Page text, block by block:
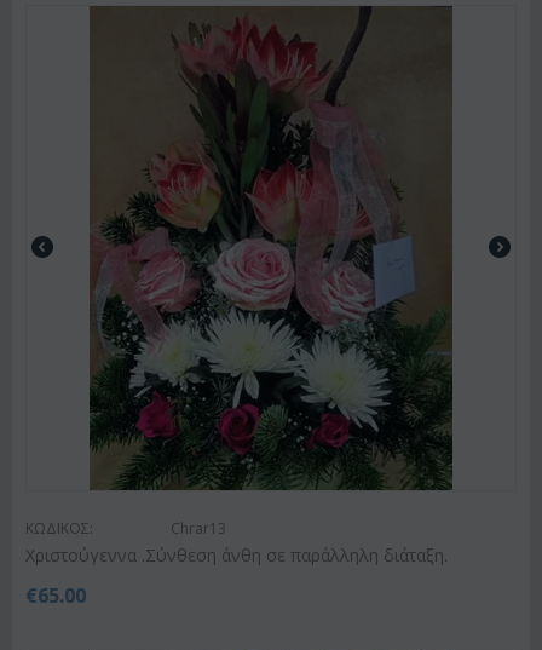
ΚΩΔΙΚΟΣ: Chrar13
Χριστούγεννα .Σύνθεση άνθη σε παράλληλη διάταξη.
€65.00